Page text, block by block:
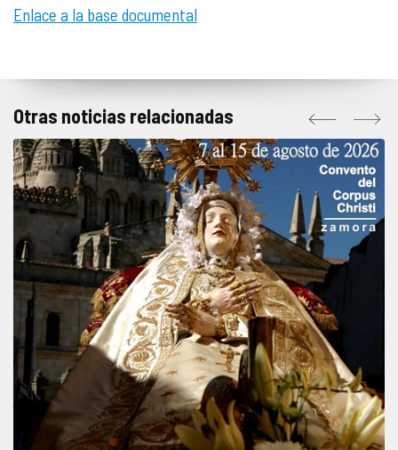
Enlace a la base documental
Otras noticias relacionadas